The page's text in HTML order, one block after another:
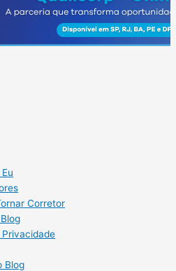
Corretor
Blog